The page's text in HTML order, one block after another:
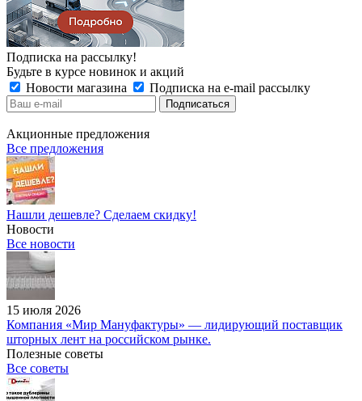
Подписка на рассылку!
Будьте в курсе новинок и акций
Новости магазина
Подписка на e-mail рассылку
Акционные предложения
Все предложения
Нашли дешевле? Сделаем скидку!
Новости
Все новости
15 июля 2026
Компания «Мир Мануфактуры» — лидирующий поставщик
шторных лент на российском рынке.
Полезные советы
Все советы